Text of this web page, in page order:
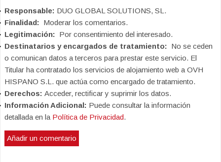
Responsable: DUO GLOBAL SOLUTIONS, SL.
Finalidad: Moderar los comentarios.
Legitimación: Por consentimiento del interesado.
Destinatarios y encargados de tratamiento: No se ceden
o comunican datos a terceros para prestar este servicio. El
Titular ha contratado los servicios de alojamiento web a OVH
HISPANO S.L. que actúa como encargado de tratamiento.
Derechos: Acceder, rectificar y suprimir los datos.
Información Adicional: Puede consultar la información
detallada en la Política de Privacidad.